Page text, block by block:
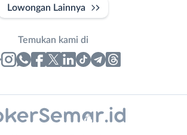
Lowongan Lainnya
Temukan kami di